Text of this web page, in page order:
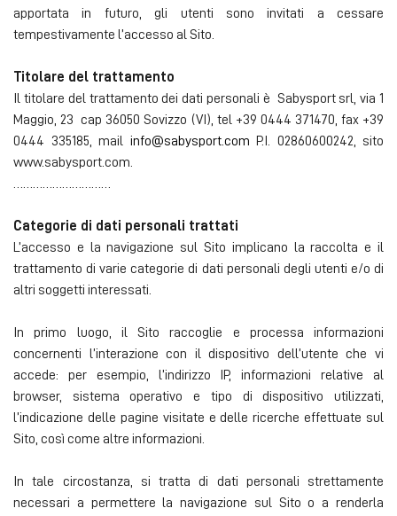
apportata in futuro, gli utenti sono invitati a cessare
tempestivamente l’accesso al Sito.
Titolare del trattamento
Il titolare del trattamento dei dati personali è Sabysport srl, via 1
Maggio, 23 cap 36050 Sovizzo (VI), tel +39 0444 371470, fax +39
0444 335185, mail info@sabysport.com P.I. 02860600242, sito
www.sabysport.com.
Categorie di dati personali trattati
L’accesso e la navigazione sul Sito implicano la raccolta e il
trattamento di varie categorie di dati personali degli utenti e/o di
altri soggetti interessati.
In primo luogo, il Sito raccoglie e processa informazioni
concernenti l’interazione con il dispositivo dell’utente che vi
accede: per esempio, l’indirizzo IP, informazioni relative al
browser, sistema operativo e tipo di dispositivo utilizzati,
l’indicazione delle pagine visitate e delle ricerche effettuate sul
Sito, così come altre informazioni.
In tale circostanza, si tratta di dati personali strettamente
necessari a permettere la navigazione sul Sito o a renderla